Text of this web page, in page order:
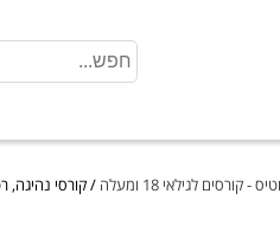
קורסים לגילאי 18 ומעלה /קורסי נהיגה, רכב וטיס